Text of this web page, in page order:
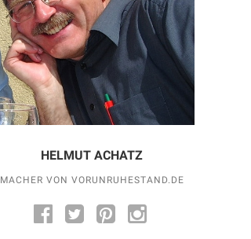
HELMUT ACHATZ
MACHER VON VORUNRUHESTAND.DE